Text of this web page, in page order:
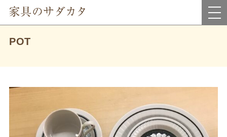
岡山県真庭市にあるインテリア家具・雑貨＆アウトレット家具のお店です。
POT